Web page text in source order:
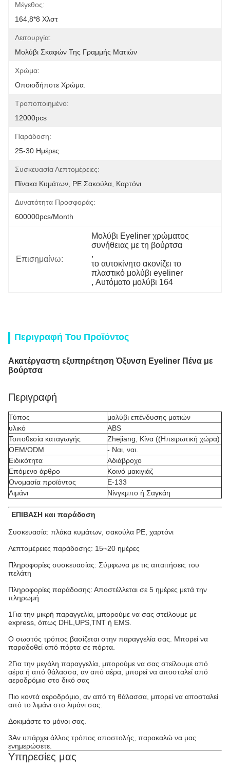
Μέγεθος:
164,8*8 Χλστ
Λειτουργία:
Μολύβι Σκαφών Της Γραμμής Ματιών
Χρώμα:
Οποιοδήποτε Χρώμα.
Τροποποιημένο:
12000pcs
Παράδοση:
25-30 Ημέρες
Συσκευασία Λεπτομέρειες:
Πίνακα Κυμάτων, PE Σακούλα, Καρτόνι
Δυνατότητα Προσφοράς:
600000pcs/month
Επισημαίνω:
Μολύβι Eyeliner χρώματος
συνήθειας με τη βούρτσα
,
το αυτοκίνητο ακονίζει το
πλαστικό μολύβι eyeliner
, Αυτόματο μολύβι 164
Περιγραφή Του Προϊόντος
Ακατέργαστη εξυπηρέτηση Όξυνση Eyeliner Πένα με
βούρτσα
Περιγραφή
Τύπος
μολύβι επένδυσης ματιών
υλικό
ABS
Τοποθεσία καταγωγής
Zhejiang, Κίνα ((Ηπειρωτική χώρα)
OEM/ODM
- Ναι, ναι.
Ειδικότητα
Αδιάβροχο
Επόμενο άρθρο
Κοινό μακιγιάζ
Ονομασία προϊόντος
Ε-133
Λιμάνι
Νίνγκμπο ή Σαγκάη
ΕΠΙΒΑΣΗ και παράδοση
Συσκευασία: πλάκα κυμάτων, σακούλα PE, χαρτόνι
Λεπτομέρειες παράδοσης: 15~20 ημέρες
Πληροφορίες συσκευασίας: Σύμφωνα με τις απαιτήσεις του
πελάτη
Πληροφορίες παράδοσης: Αποστέλλεται σε 5 ημέρες μετά την
πληρωμή
1Για την μικρή παραγγελία, μπορούμε να σας στείλουμε με
express, όπως DHL,UPS,TNT ή EMS.
Ο σωστός τρόπος βασίζεται στην παραγγελία σας. Μπορεί να
παραδοθεί από πόρτα σε πόρτα.
2Για την μεγάλη παραγγελία, μπορούμε να σας στείλουμε από
αέρα ή από θάλασσα, αν από αέρα, μπορεί να αποσταλεί από
αεροδρόμιο στο δικό σας
Πιο κοντά αεροδρόμιο, αν από τη θάλασσα, μπορεί να αποσταλεί
από το λιμάνι στο λιμάνι σας.
Δοκιμάστε το μόνοι σας.
3Αν υπάρχει άλλος τρόπος αποστολής, παρακαλώ να μας
ενημερώσετε.
Υπηρεσίες μας